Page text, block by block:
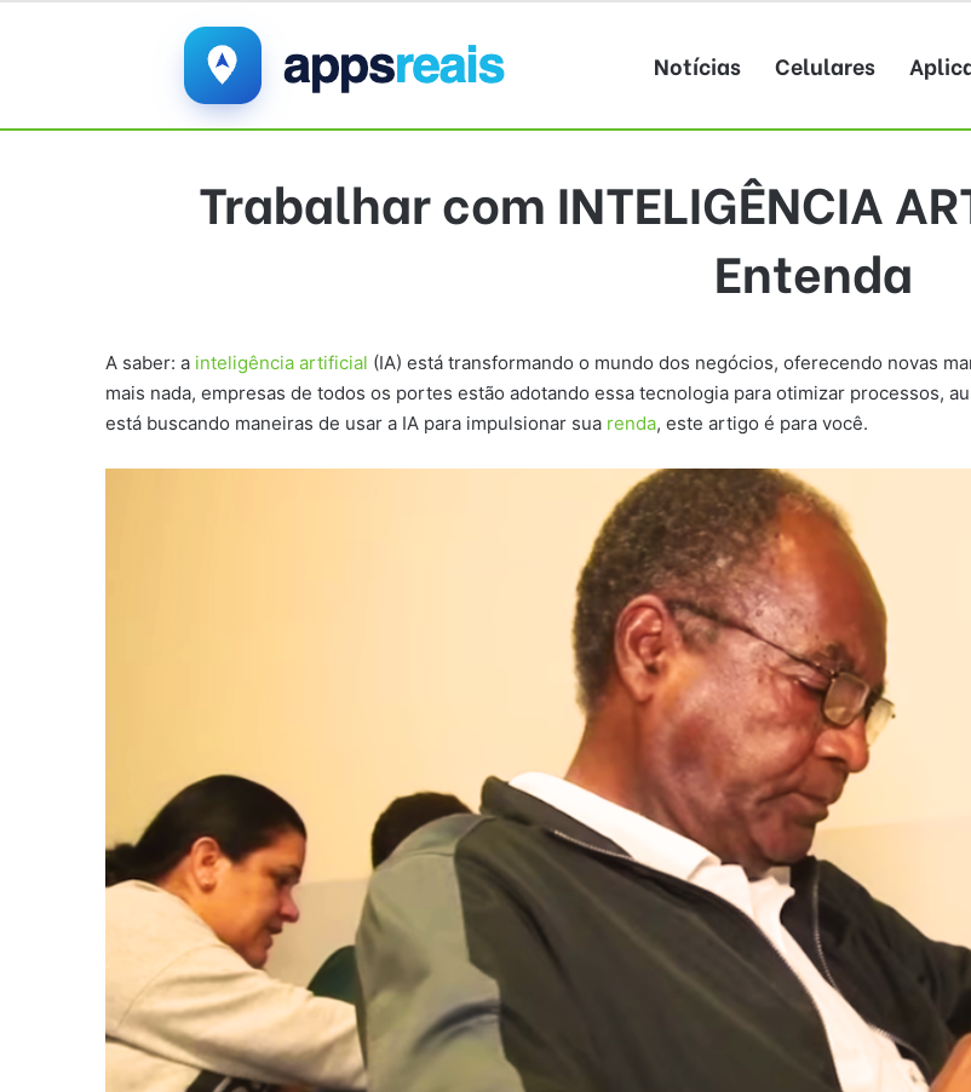
Notícias Celulares
Trabalhar com INTELIGÊNCIA
Entenda
A saber: a inteligência artificial (IA) está transformando o mundo dos negócios, oferecendo novas
mais nada, empresas de todos os portes estão adotando essa tecnologia para otimizar processos,
está buscando maneiras de usar a IA para impulsionar sua renda, este artigo é para você.